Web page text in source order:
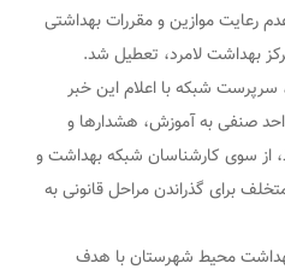
رعایت موازین و مقررات بهداشتی
بهداشت لامرد، تعطیل شد.
سرپرست شبکه با اعلام این خبر
صنفی به آموزش، هشدارها و
از سوی کارشناسان شبکه بهداشت و
برای گذراندن مراحل قانونی به
محیط شهرستان با هدف